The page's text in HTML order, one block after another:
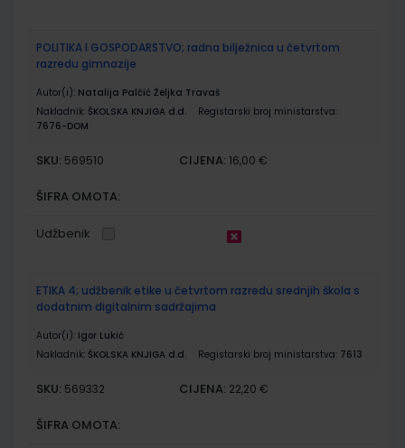
POLITIKA I GOSPODARSTVO; radna bilježnica u četvrtom
razredu gimnazije
Autor(i): Natalija Palčić Željka Travaš
Nakladnik: ŠKOLSKA KNJIGA d.d.
Registarski broj ministarstva:
7676-DOM
SKU: 569510 CIJENA: 16,00 €
ŠIFRA OMOTA:
Udžbenik
ETIKA 4; udžbenik etike u četvrtom razredu srednjih škola s
dodatnim digitalnim sadržajima
Autor(i): Igor Lukić
Nakladnik: ŠKOLSKA KNJIGA d.d. Registarski broj ministarstva: 7613
SKU: 569332 CIJENA: 22,20 €
ŠIFRA OMOTA: